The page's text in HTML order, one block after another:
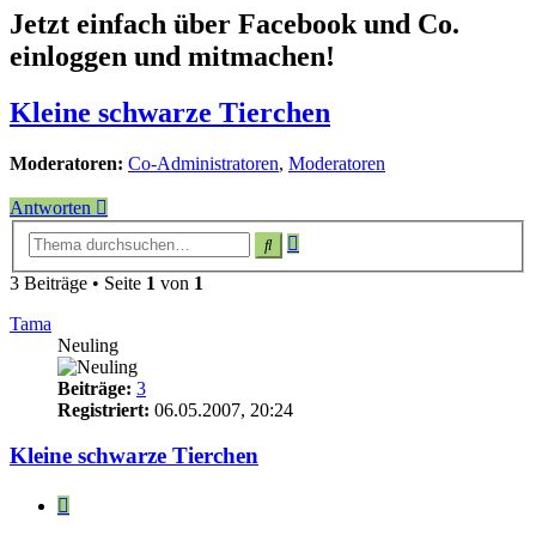
Jetzt einfach über Facebook und Co.
einloggen und mitmachen!
Kleine schwarze Tierchen
Moderatoren: Co-Administratoren, Moderatoren
Antworten
SucheErweiterte
Suche
3 Beiträge • Seite 1 von 1
Tama
Neuling
Beiträge: 3
Registriert: 06.05.2007, 20:24
Kleine schwarze Tierchen
Zitieren